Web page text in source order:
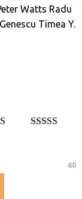
Watts Radu
Timea Y.
60